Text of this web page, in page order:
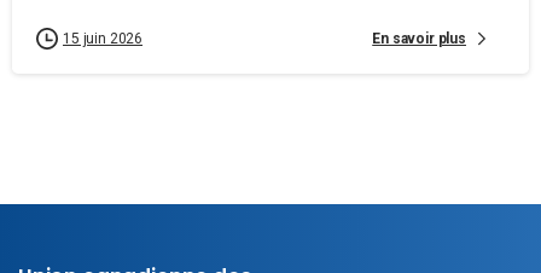
15 juin 2026 En savoir plus